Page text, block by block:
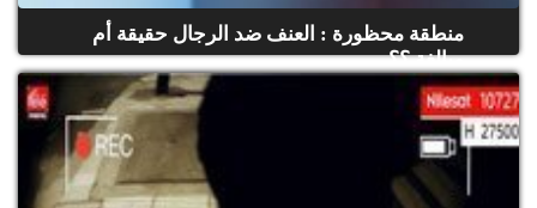
منطقة محظورة : العنف ضد الرجال حقيقة أم
مبالغة ؟؟
(حلقة كاملة)